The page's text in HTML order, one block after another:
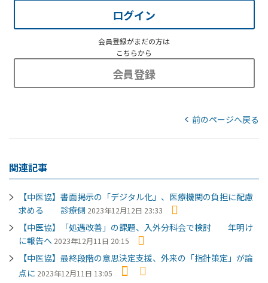
ログイン
会員登録がまだの方は
こちらから
会員登録
前のページへ戻る
関連記事
【中医協】書面掲示の「デジタル化」、医療機関の負担に配慮
求める 診療側 2023年12月12日 23:33
【中医協】「処遇改善」の課題、入外分科会で検討 年明け
に報告へ 2023年12月11日 20:15
【中医協】最終段階の意思決定支援、外来の「指針策定」が論
点に 2023年12月11日 13:05